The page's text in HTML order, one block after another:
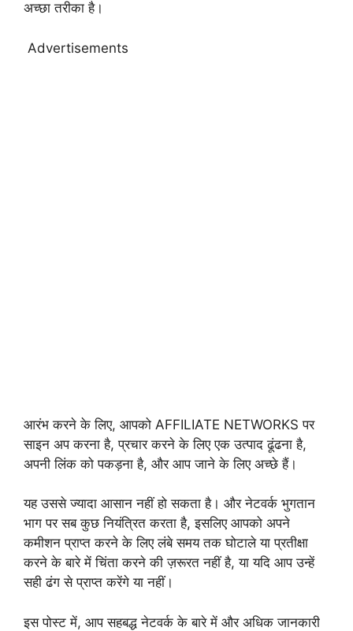
अच्छा तरीका है।
Advertisements
आरंभ करने के लिए, आपको AFFILIATE NETWORKS पर
साइन अप करना है, प्रचार करने के लिए एक उत्पाद ढूंढना है,
अपनी लिंक को पकड़ना है, और आप जाने के लिए अच्छे हैं।
यह उससे ज्यादा आसान नहीं हो सकता है। और नेटवर्क भुगतान
भाग पर सब कुछ नियंत्रित करता है, इसलिए आपको अपने
कमीशन प्राप्त करने के लिए लंबे समय तक घोटाले या प्रतीक्षा
करने के बारे में चिंता करने की ज़रूरत नहीं है, या यदि आप उन्हें
सही ढंग से प्राप्त करेंगे या नहीं।
इस पोस्ट में, आप सहबद्ध नेटवर्क के बारे में और अधिक जानकारी